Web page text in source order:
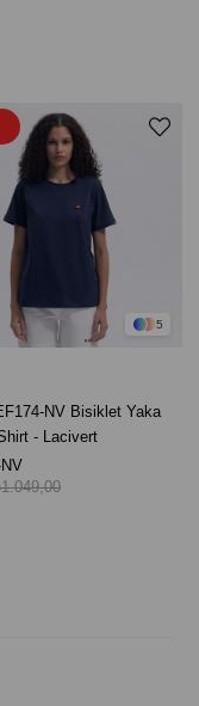
5
NV Bisiklet Yaka
- Lacivert